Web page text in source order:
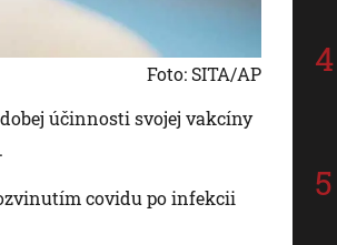
Foto: SITA/AP
účinnosti svojej vakcíny
covidu po infekcii